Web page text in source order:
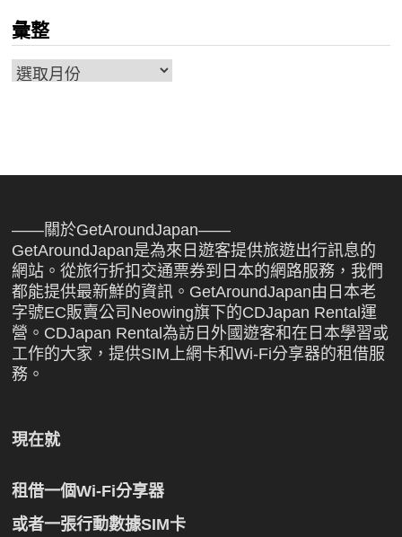
彙整
彙
——關於GetAroundJapan——
GetAroundJapan是為來日遊客提供旅遊出行訊息的
網站。從旅行折扣交通票券到日本的網路服務，我們
都能提供最新鮮的資訊。GetAroundJapan由日本老
字號EC販賣公司Neowing旗下的CDJapan Rental運
營。CDJapan Rental為訪日外國遊客和在日本學習或
工作的大家，提供SIM上網卡和Wi-Fi分享器的租借服
務。
現在就
租借一個Wi-Fi分享器
或者一張行動數據SIM卡